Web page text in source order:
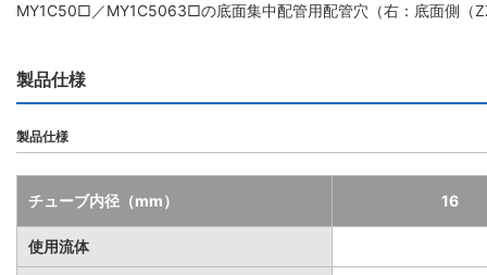
MY1C50□／MY1C5063□の底面集中配管用配管穴（右：底面側（
製品仕様
製品仕様
チューブ内径（mm） 16
使用流体